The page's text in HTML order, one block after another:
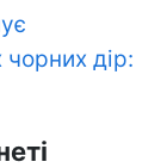
дір: